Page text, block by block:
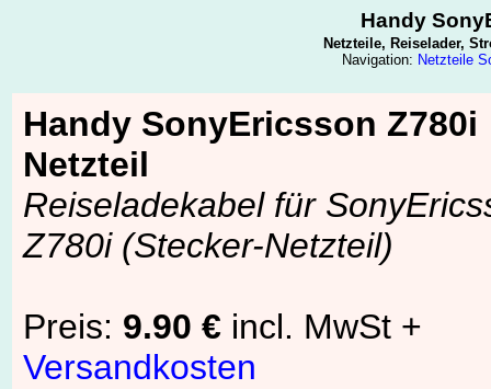
Handy
Netzteile, Reiselader,
Navigation: Netzteile
Handy SonyEricsson Z780i
Netzteil
Reiseladekabel für
Z780i (Stecker-Netzteil)
Preis: 9.90 € incl. MwSt +
Versandkosten